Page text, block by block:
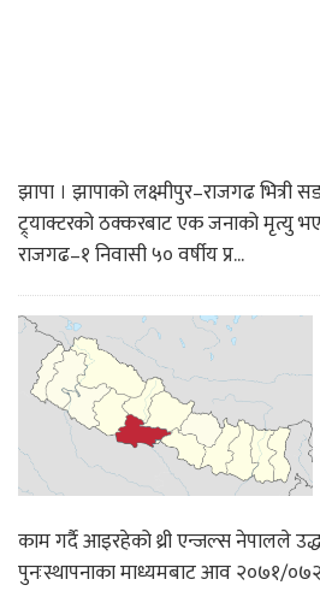
झापा । झापाको लक्ष्मीपुर–राजगढ भित्री
ट्र्याक्टरको ठक्करबाट एक जनाको मृत्यु
राजगढ–१ निवासी ५० वर्षीय प्र...
काम गर्दै आइरहेको थ्री एन्जल्स नेपालले
पुनःस्थापनाका माध्यमबाट आव २०७१/